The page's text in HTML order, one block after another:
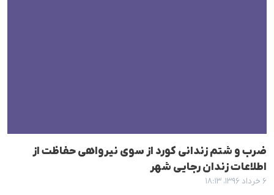
ضرب و شتم زندانی کورد از سوی نیرواهی حفاظت از
اطلاعات زندان رجایی شهر
۶ خرداد ۱۳۹۶، ۱۸:۱۳